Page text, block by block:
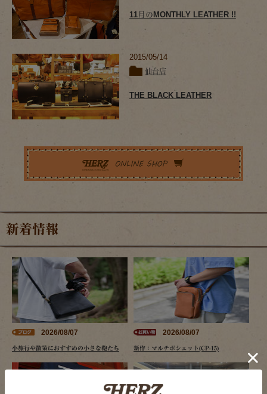
11月のMONTHLY LEATHER !!
2015/05/14
仙台店
THE BLACK LEATHER
新着情報
2026/08/07
小旅行や散策におすすめの小さな鞄たち
2026/08/07
新作：マルチポシェット(CP-15)